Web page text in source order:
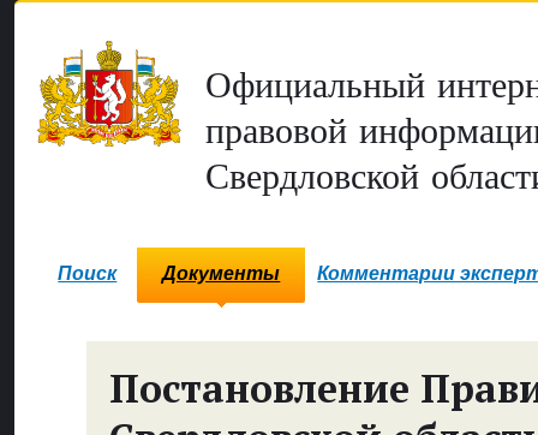
Официальный
правовой
Свердловской
Поиск Документы Комментарии
Постановление